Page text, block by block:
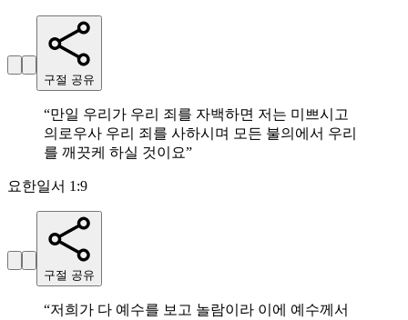
구절 공유
“만일 우리가 우리 죄를 자백하면 저는 미쁘시고
의로우사 우리 죄를 사하시며 모든 불의에서 우리
를 깨끗케 하실 것이요”
요한일서 1:9
구절 공유
“저희가 다 예수를 보고 놀람이라 이에 예수께서